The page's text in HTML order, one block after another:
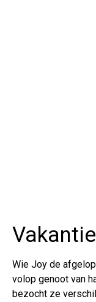
Wie Joy de
volop genoot van
bezocht ze